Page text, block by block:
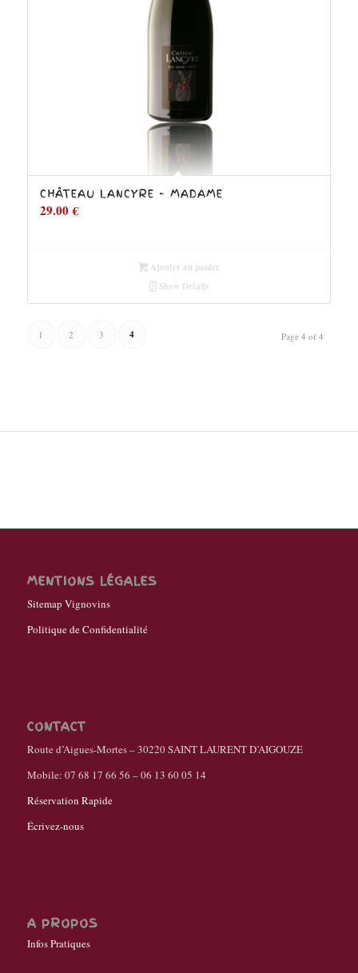
CHÂTEAU LANCYRE – MADAME
29.00€
Ajouter au panier
Show Details
Page 4 of 4
1 2 3 4
MENTIONS LÉGALES
Sitemap Vignovins
Politique de Confidentialité
CONTACT
Route d’Aigues-Mortes – 30220 SAINT LAURENT D’AIGOUZE
Mobile: 07 68 17 66 56 – 06 13 60 05 14
Réservation Rapide
Écrivez-nous
A PROPOS
Infos Pratiques